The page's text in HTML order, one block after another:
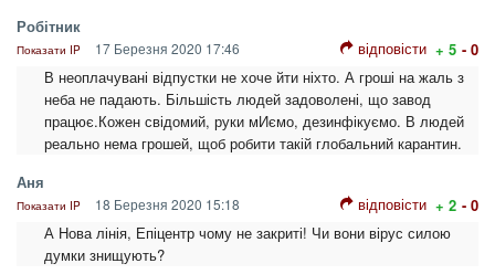
Робітник
Показати IP 17 Березня 2020 17:46 відповісти + 5 - 0
В неоплачувані відпустки не хоче йти ніхто. А гроші на жаль з
неба не падають. Більшість людей задоволені, що завод
працює.Кожен свідомий, руки мИємо, дезинфікуємо. В людей
реально нема грошей, щоб робити такій глобальний карантин.
Аня
Показати IP 18 Березня 2020 15:18 відповісти + 2 - 0
А Нова лінія, Епіцентр чому не закриті! Чи вони вірус силою
думки знищують?